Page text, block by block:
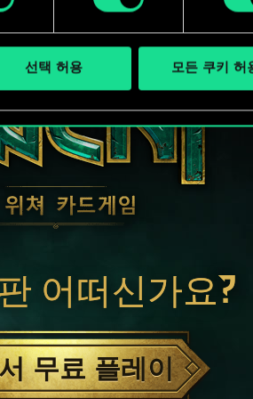
선택 허용 모든 쿠키 허
어떠신가요?
무료 플레이